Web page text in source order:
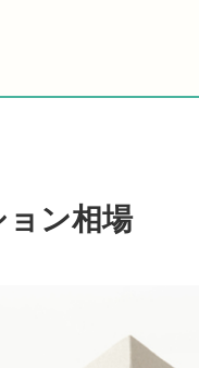
ン相場